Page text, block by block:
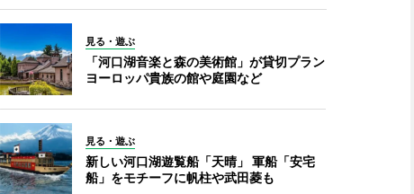
見る・遊ぶ
「河口湖音楽と森の美術館」が貸切プラン
ヨーロッパ貴族の館や庭園など
見る・遊ぶ
新しい河口湖遊覧船「天晴」 軍船「安宅
船」をモチーフに帆柱や武田菱も